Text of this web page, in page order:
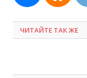
ЧИТАЙТЕ ТАК ЖЕ